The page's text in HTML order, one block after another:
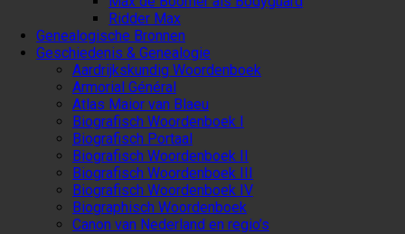
Ridder Max
Genealogische Bronnen
Geschiedenis & Genealogie
Aardrijkskundig Woordenboek
Armorial Général
Atlas Maior van Blaeu
Biografisch Woordenboek I
Biografisch Portaal
Biografisch Woordenboek II
Biografisch Woordenboek III
Biografisch Woordenboek IV
Biographisch Woordenboek
Canon van Nederland en regio’s